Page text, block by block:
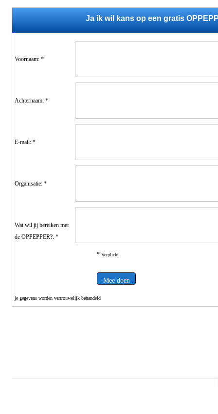
Ja ik wil kans op een gratis
Voornaam: *
Achternaam: *
E-mail: *
Organisatie: *
Wat wil jij bereiken met
de OPPEPPER?: *
* Verplicht
je gegevens worden vertrouwelijk behandeld